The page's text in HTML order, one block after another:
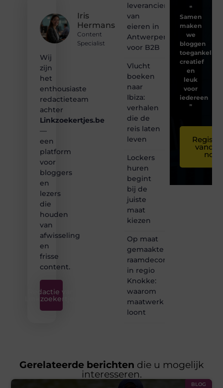
Iris
Hermans
Content
Specialist
Wij
zijn
het
enthousiaste
redactieteam
achter
Linkzoekertjes.be
—
een
platform
voor
bloggers
en
lezers
die
houden
van
afwisseling
en
frisse
content.
Redactie van
Linkzoekertjes
leverancier
van
eieren in
Antwerpen
voor B2B
Vlucht
boeken
naar
Ibiza:
verhalen
die de
reis laten
leven
Lockers
huren
begint
bij de
juiste
maat
kiezen
Op maat
gemaakte
raamdecoratie
in regio
Knokke:
waarom
maatwerk
loont
❝
Samen
maken
we
bloggen
toegankelijk,
creatief
en
leuk
voor
iedereen
❞
nog
Gerelateerde berichten die u mogelijk
interesseren.
BLOG